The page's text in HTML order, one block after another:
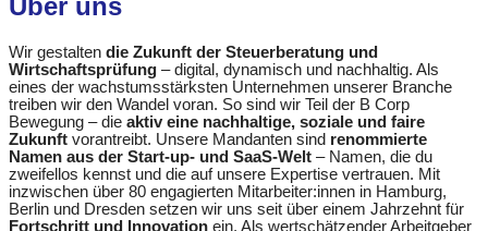
Über uns
Wir gestalten die Zukunft der Steuerberatung und
Wirtschaftsprüfung – digital, dynamisch und nachhaltig. Als
eines der wachstumsstärksten Unternehmen unserer Branche
treiben wir den Wandel voran. So sind wir Teil der B Corp
Bewegung – die aktiv eine nachhaltige, soziale und faire
Zukunft vorantreibt. Unsere Mandanten sind renommierte
Namen aus der Start-up- und SaaS-Welt – Namen, die du
zweifellos kennst und die auf unsere Expertise vertrauen. Mit
inzwischen über 80 engagierten Mitarbeiter:innen in Hamburg,
Berlin und Dresden setzen wir uns seit über einem Jahrzehnt für
Fortschritt und Innovation ein. Als wertschätzender Arbeitgeber